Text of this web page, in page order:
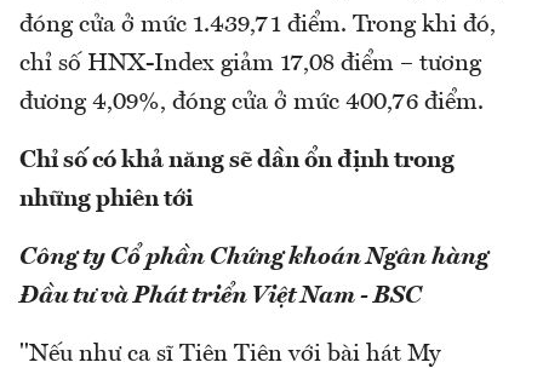
đóng cửa ở mức 1.439,71 điểm. Trong khi đó,
chỉ số HNX-Index giảm 17,08 điểm – tương
đương 4,09%, đóng cửa ở mức 400,76 điểm.
Chỉ số có khả năng sẽ dần ổn định trong
những phiên tới
Công ty Cổ phần Chứng khoán Ngân hàng
Đầu tư và Phát triển Việt Nam - BSC
"Nếu như ca sĩ Tiên Tiên với bài hát My